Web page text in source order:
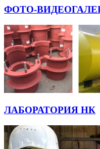
ФОТО-
ЛАБОРАТОРИЯ НК